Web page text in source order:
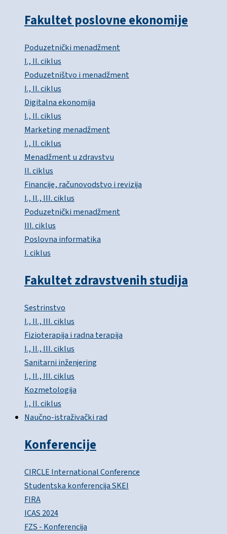
Fakultet poslovne ekonomije
Poduzetnički menadžment
I., II. ciklus
Poduzetništvo i menadžment
I., II. ciklus
Digitalna ekonomija
I., II. ciklus
Marketing menadžment
I., II. ciklus
Menadžment u zdravstvu
II. ciklus
Financije, računovodstvo i revizija
I., II., III. ciklus
Poduzetnički menadžment
III. ciklus
Poslovna informatika
I. ciklus
Fakultet zdravstvenih studija
Sestrinstvo
I., II., III. ciklus
Fizioterapija i radna terapija
I., II., III. ciklus
Sanitarni inženjering
I., II., III. ciklus
Kozmetologija
I., II. ciklus
Naučno-istraživački rad
Konferencije
CIRCLE International Conference
Studentska konferencija SKEI
FIRA
ICAS 2024
FZS - Konferencija